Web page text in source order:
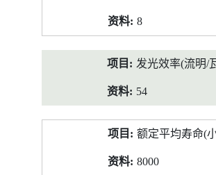
8
发光效率(流明/
54
额定平均寿命(
8000